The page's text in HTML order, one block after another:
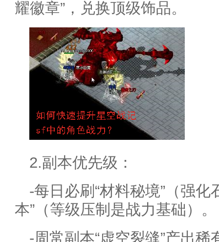
耀徽章”，兑换顶级饰品。
2.副本优先级：
-每日必刷“材料秘境”（强化
本”（等级压制是战力基础）。
-周常副本“虚空裂缝”产出